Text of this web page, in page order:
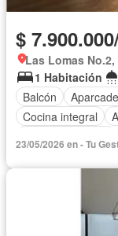
$
Las Lomas
1 Habitación
Balcón
Cocina integral
23/05/2026 en - Tu